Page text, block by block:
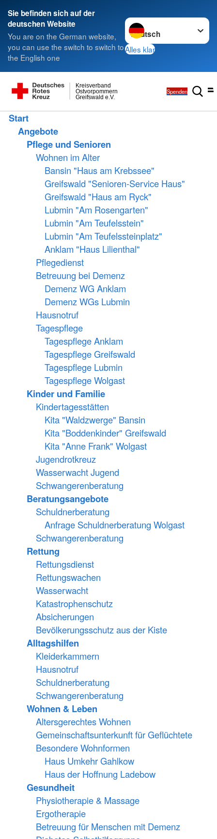
Sie befinden sich auf der
deutschen Website
You are on the German website,
you can use the switch to switch to
the English one
Sprache wechseln zu
Alles klar
Greifswald e.V.
Ostvorpommern
Kreisverband
Spenden
Start
Angebote
Pflege und Senioren
Wohnen im Alter
Bansin "Haus am Krebssee"
Greifswald "Senioren-Service Haus"
Greifswald "Haus am Ryck"
Lubmin "Am Rosengarten"
Lubmin "Am Teufelsstein"
Lubmin "Am Teufelssteinplatz"
Anklam "Haus Lilienthal"
Pflegedienst
Betreuung bei Demenz
Demenz WG Anklam
Demenz WGs Lubmin
Hausnotruf
Tagespflege
Tagespflege Anklam
Tagespflege Greifswald
Tagespflege Lubmin
Tagespflege Wolgast
Kinder und Familie
Kindertagesstätten
Kita "Waldzwerge" Bansin
Kita "Boddenkinder" Greifswald
Kita "Anne Frank" Wolgast
Jugendrotkreuz
Wasserwacht Jugend
Schwangerenberatung
Beratungsangebote
Schuldnerberatung
Anfrage Schuldnerberatung Wolgast
Schwangerenberatung
Rettung
Rettungsdienst
Rettungswachen
Wasserwacht
Katastrophenschutz
Absicherungen
Bevölkerungsschutz aus der Kiste
Alltagshilfen
Kleiderkammern
Hausnotruf
Schuldnerberatung
Schwangerenberatung
Wohnen & Leben
Altersgerechtes Wohnen
Gemeinschaftsunterkunft für Geflüchtete
Besondere Wohnformen
Haus Umkehr Gahlkow
Haus der Hoffnung Ladebow
Gesundheit
Physiotherapie & Massage
Ergotherapie
Betreuung für Menschen mit Demenz